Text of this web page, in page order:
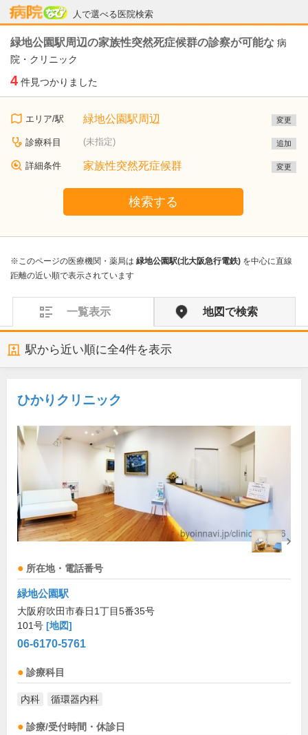
人で選べる医院検索
病院なび
緑地公園駅周辺の家族性突然死症候群の診察が可能な 病
院・クリニック
4 件見つかりました
エリア/駅 緑地公園駅周辺 変更
診療科目 (未指定) 追加
詳細条件 家族性突然死症候群 変更
検索する
※このページの医療機関・薬局は 緑地公園駅(北大阪急行電鉄) を中心に直線
距離の近い順で表示されています
一覧表示 地図で検索
駅から近い順に全4件を表示
ひかりクリニック
所在地・電話番号
緑地公園駅
大阪府吹田市春日1丁目5番35号
101号 [地図]
06-6170-5761
診療科目
内科 循環器内科
診療/受付時間・休診日